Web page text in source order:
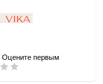
Оцените первым